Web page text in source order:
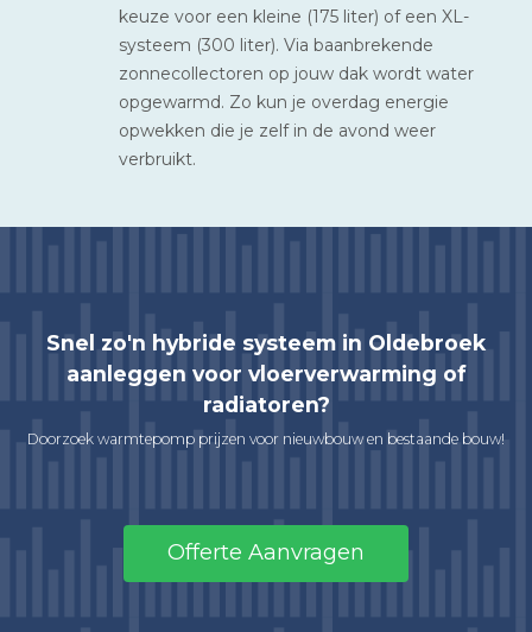
keuze voor een kleine (175 liter) of een XL-
systeem (300 liter). Via baanbrekende
zonnecollectoren op jouw dak wordt water
opgewarmd. Zo kun je overdag energie
opwekken die je zelf in de avond weer
verbruikt.
Snel zo'n hybride systeem in Oldebroek
aanleggen voor vloerverwarming of
radiatoren?
Doorzoek warmtepomp prijzen voor nieuwbouw en bestaande bouw!
Offerte Aanvragen